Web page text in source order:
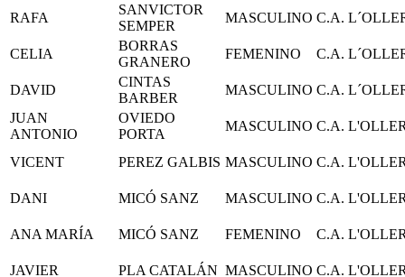
RAFA
SANVICTOR
SEMPER
MASCULINO C.A.
CELIA
BORRAS
GRANERO
FEMENINO C.A.
DAVID
CINTAS
BARBER
MASCULINO C.A.
JUAN
ANTONIO
OVIEDO
PORTA
MASCULINO C.A.
VICENT PEREZ GALBIS MASCULINO C.A.
DANI MICÓ SANZ MASCULINO C.A.
ANA MARÍA MICÓ SANZ FEMENINO C.A.
JAVIER PLA CATALÁN MASCULINO C.A.